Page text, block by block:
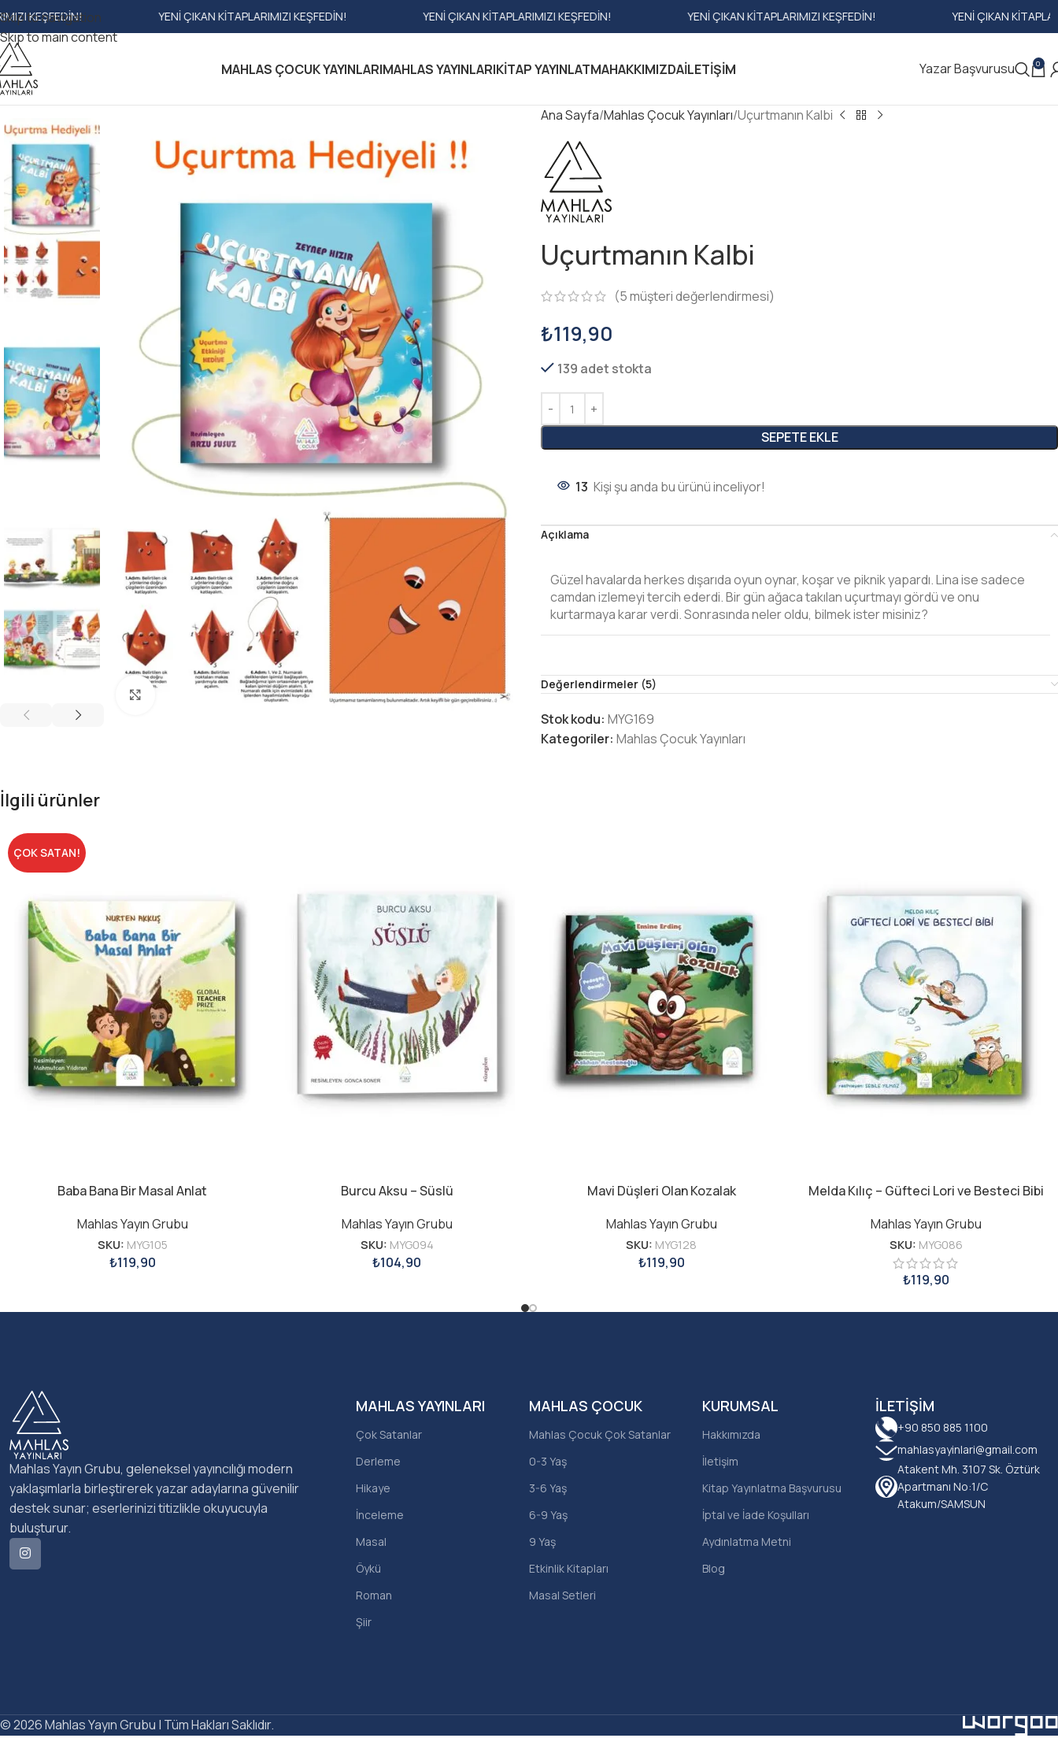
Skip to navigation
Skip to main content
YENI ÇIKAN KITAPLARIMIZI KEŞFEDIN! YENI ÇIKAN KITAPLARIMIZI KEŞFEDIN! YENI ÇIKAN KITAPLARIMIZI KEŞFEDIN! YENI ÇIKAN KITAPLARIMIZI KEŞFEDIN!
MAHLAS ÇOCUK YAYINLARIMAHLAS YAYINLARIKITAP YAYINLATMAHAKKIMIZDAİLETIŞIM Yazar Başvurusu 0
Ana Sayfa Mahlas Çocuk Yayınları Uçurtmanın Kalbi
Uçurtmanın Kalbi
(5müşteri değerlendirmesi)
₺119,90
139 adet stokta
SEPETE EKLE
13 Kişi şu anda bu ürünü inceliyor!
Açıklama
Güzel havalarda herkes dışarıda oyun oynar, koşar ve piknik yapardı. Lina ise sadece
camdan izlemeyi tercih ederdi. Bir gün ağaca takılan uçurtmayı gördü ve onu
kurtarmaya karar verdi. Sonrasında neler oldu, bilmek ister misiniz?
Değerlendirmeler (5)
Stok kodu: MYG169
Kategoriler: Mahlas Çocuk Yayınları
İlgili ürünler
ÇOK SATAN!
Baba Bana Bir Masal Anlat
Mahlas Yayın Grubu
SKU: MYG105
₺119,90
Burcu Aksu – Süslü
Mahlas Yayın Grubu
SKU: MYG094
₺104,90
Mavi Düşleri Olan Kozalak
Mahlas Yayın Grubu
SKU: MYG128
₺119,90
Melda Kılıç – Güfteci Lori ve Besteci Bibi
Mahlas Yayın Grubu
SKU: MYG086
₺119,90
İLETIŞIM
+90 850 885 1100
mahlasyayinlari@gmail.com
Atakent Mh. 3107 Sk. Öztürk
Apartmanı No:1/C
Atakum/SAMSUN
KURUMSAL
Hakkımızda
İletişim
Kitap Yayınlatma Başvurusu
İptal ve İade Koşulları
Aydınlatma Metni
Blog
MAHLAS ÇOCUK
Mahlas Çocuk Çok Satanlar
0-3 Yaş
3-6 Yaş
6-9 Yaş
9 Yaş
Etkinlik Kitapları
Masal Setleri
MAHLAS YAYINLARI
Çok Satanlar
Derleme
Hikaye
İnceleme
Masal
Öykü
Roman
Şiir
Mahlas Yayın Grubu, geleneksel yayıncılığı modern
yaklaşımlarla birleştirerek yazar adaylarına güvenilir
destek sunar; eserlerinizi titizlikle okuyucuyla
buluşturur.
© 2026 Mahlas Yayın Grubu | Tüm Hakları Saklıdır.